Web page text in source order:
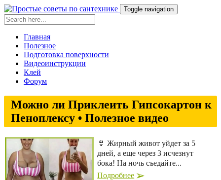
Toggle navigation
Главная
Полезное
Подготовка поверхности
Видеоинструкции
Клей
Форум
Можно ли Приклеить Гипсокартон к
Пеноплексу • Полезное видео
👙 Жирный живот уйдет за 5
дней, а еще через 3 исчезнут
бока! На ночь съедайте...
Подробнее